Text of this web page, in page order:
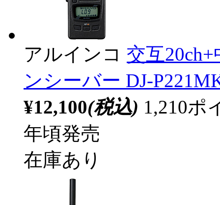
アルインコ 交互
ンシーバー DJ-
¥12,100(税込) 1,210ポ
年頃発売
在庫あり